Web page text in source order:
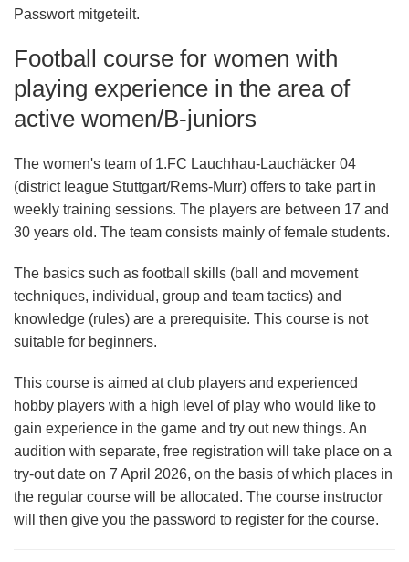
Passwort mitgeteilt.
Football course for women with
playing experience in the area of
active women/B-juniors
The women's team of 1.FC Lauchhau-Lauchäcker 04
(district league Stuttgart/Rems-Murr) offers to take part in
weekly training sessions. The players are between 17 and
30 years old. The team consists mainly of female students.
The basics such as football skills (ball and movement
techniques, individual, group and team tactics) and
knowledge (rules) are a prerequisite. This course is not
suitable for beginners.
This course is aimed at club players and experienced
hobby players with a high level of play who would like to
gain experience in the game and try out new things. An
audition with separate, free registration will take place on a
try-out date on 7 April 2026, on the basis of which places in
the regular course will be allocated. The course instructor
will then give you the password to register for the course.